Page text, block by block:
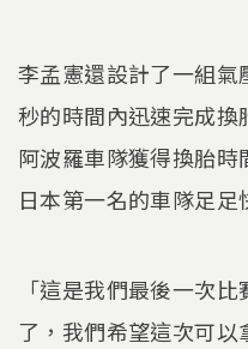
李孟憲還設計了一組
秒的時間內迅速完成
阿波羅車隊獲得換胎
日本第一名的車隊足足
「這是我們最後一次
了，我們希望這次可